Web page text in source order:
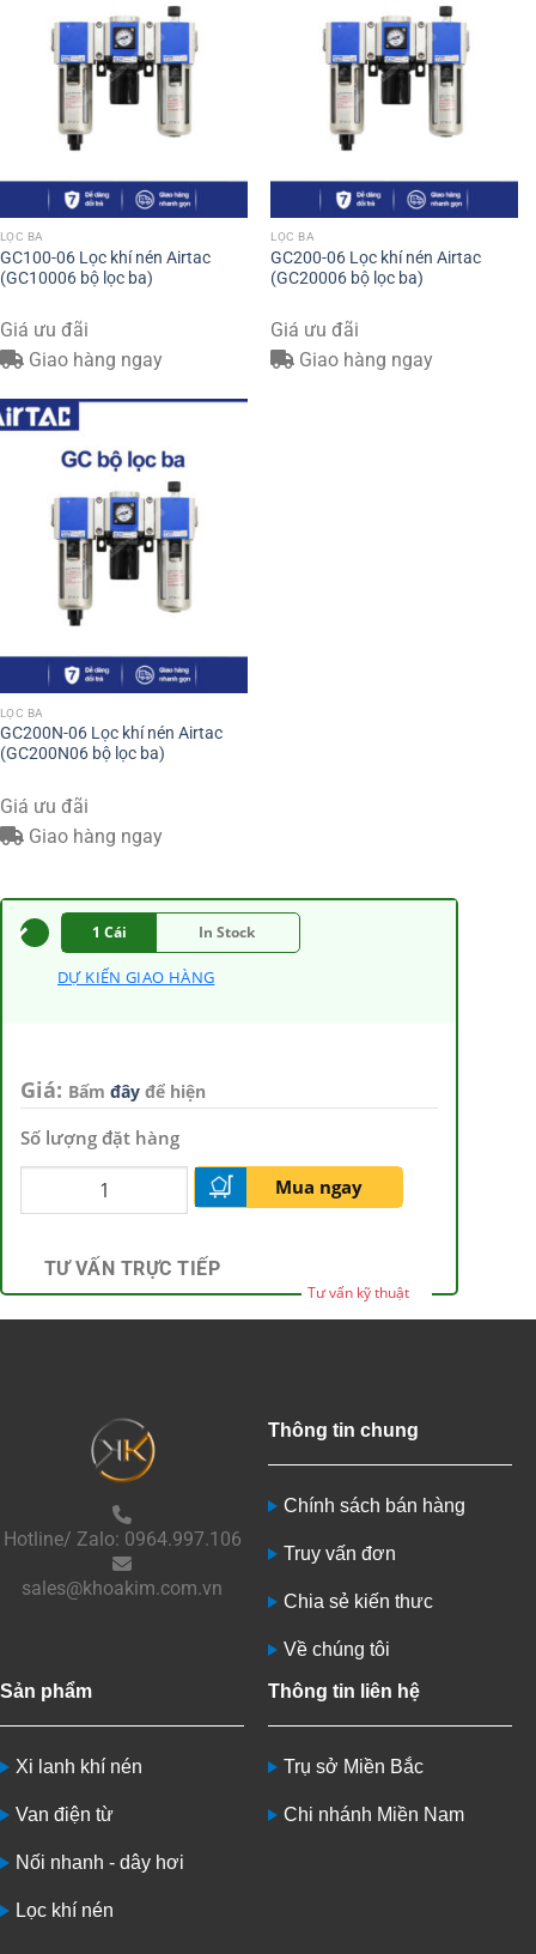
LỌC BA
GC100-06 Lọc khí nén Airtac
(GC10006 bộ lọc ba)
Giá ưu đãi
Giao hàng ngay
LỌC BA
GC200-06 Lọc khí nén Airtac
(GC20006 bộ lọc ba)
Giá ưu đãi
Giao hàng ngay
LỌC BA
GC200N-06 Lọc khí nén Airtac
(GC200N06 bộ lọc ba)
Giá ưu đãi
Giao hàng ngay
1 Cái In Stock
DỰ KIẾN GIAO HÀNG
Giá: Bấm đây để hiện
Số lượng đặt hàng
Mua ngay
TƯ VẤN TRỰC TIẾP
Tư vấn kỹ thuật
Hotline/ Zalo: 0964.997.106
sales@khoakim.com.vn
Thông tin chung
Chính sách bán hàng
Truy vấn đơn
Chia sẻ kiến thưc
Về chúng tôi
Sản phẩm
Xi lanh khí nén
Van điện từ
Nối nhanh - dây hơi
Lọc khí nén
Thông tin liên hệ
Trụ sở Miền Bắc
Chi nhánh Miền Nam